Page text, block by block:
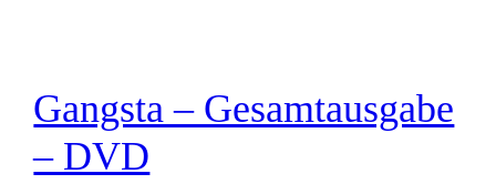
Gangsta – Gesamtausgabe
– DVD